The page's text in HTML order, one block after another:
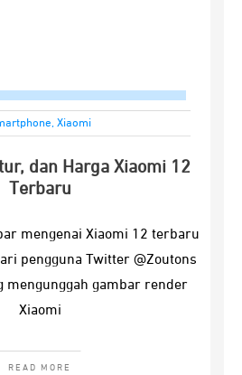
, Xiaomi
dan Harga Xiaomi 12
Terbaru
mengenai Xiaomi 12 terbaru
pengguna Twitter @Zoutons
mengunggah gambar render
Xiaomi
READ MORE